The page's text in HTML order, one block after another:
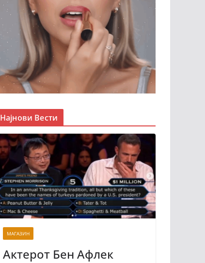
Најнови Вести
МАГАЗИН
Актерот Бен Афлек